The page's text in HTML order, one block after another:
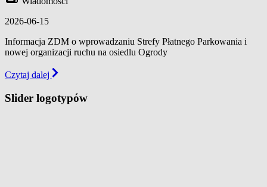
2026-06-15
Informacja ZDM o wprowadzaniu Strefy Płatnego Parkowania i
nowej organizacji ruchu na osiedlu Ogrody
Czytaj dalej
Slider logotypów